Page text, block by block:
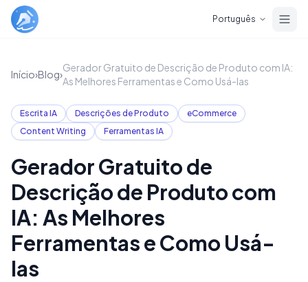
Português
Início›Blog›
Gerador Gratuito de Descrição de Produto com IA:
As Melhores Ferramentas e Como Usá-las
Escrita IA Descrições de Produto
eCommerce
Content Writing
Ferramentas IA
Gerador Gratuito de
Descrição de Produto com
IA: As Melhores
Ferramentas e Como Usá-
las